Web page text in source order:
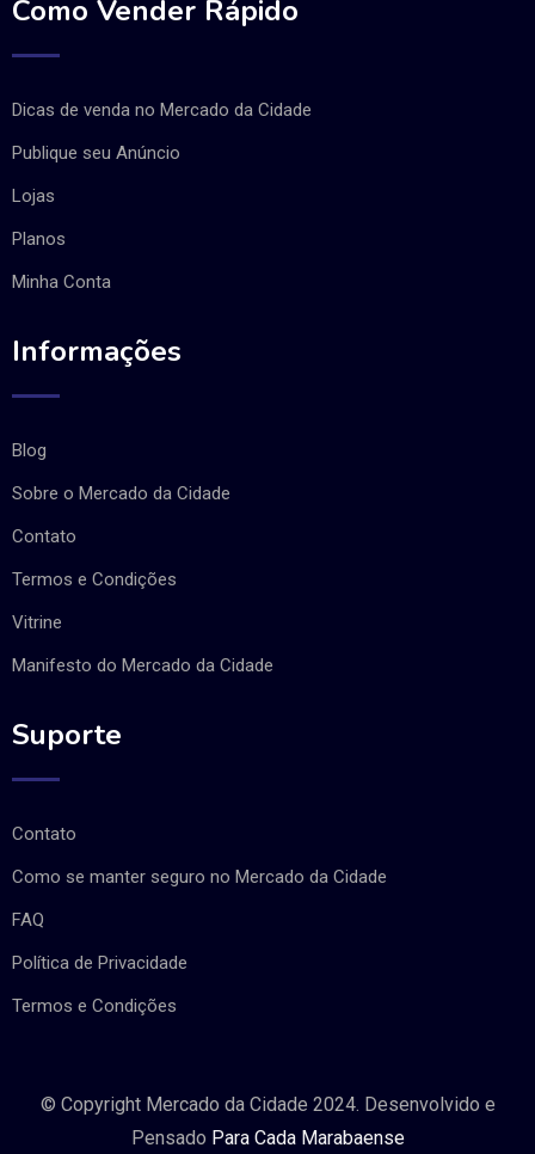
Como Vender Rápido
Dicas de venda no Mercado da Cidade
Publique seu Anúncio
Lojas
Planos
Minha Conta
Informações
Blog
Sobre o Mercado da Cidade
Contato
Termos e Condições
Vitrine
Manifesto do Mercado da Cidade
Suporte
Contato
Como se manter seguro no Mercado da Cidade
FAQ
Política de Privacidade
Termos e Condições
© Copyright Mercado da Cidade 2024. Desenvolvido e
Pensado Para Cada Marabaense